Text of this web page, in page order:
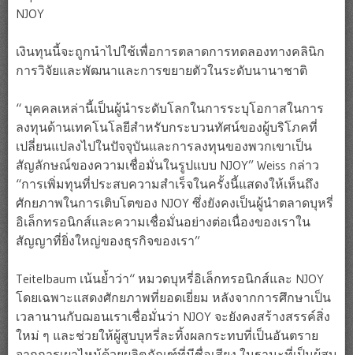
NJOY
เงินทุนนี้จะถูกนำไปใช้เพื่อการตลาดการทดลองทางคลินิก
การวิจัยและพัฒนาและการขยายตัวในระดับนานาชาติ
“ บุคคลเหล่านี้เป็นผู้นำระดับโลกในการระบุโอกาสในการ
ลงทุนด้านเทคโนโลยีสำหรับกระบวนทัศน์ของผู้บริโภคที่
เปลี่ยนแปลงไปในปัจจุบันและการลงทุนของพวกเขาเป็น
สัญลักษณ์ของความเชื่อมั่นในรูปแบบ NJOY” Weiss กล่าว
“การเพิ่มทุนที่ประสบความสำเร็จในครั้งนี้แสดงให้เห็นถึง
ศักยภาพในการเติบโตของ NJOY ซึ่งยังคงเป็นผู้นำตลาดบุหรี่
อิเล็กทรอนิกส์และความเชื่อมั่นอย่างต่อเนื่องของเราใน
สัญญาที่ยิ่งใหญ่ของธุรกิจของเรา”
Teitelbaum เน้นย้ำว่า“ หมวดบุหรี่อิเล็กทรอนิกส์และ NJOY
โดยเฉพาะแสดงศักยภาพที่ยอดเยี่ยม หลังจากการศึกษาเป็น
เวลานานกับฌอนเราเชื่อมั่นว่า NJOY จะยังคงสร้างสรรค์สิ่ง
ใหม่ ๆ และช่วยให้ผู้สูบบุหรี่ละทิ้งผลกระทบที่เป็นอันตราย